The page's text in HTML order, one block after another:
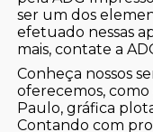
ser um dos
efetuado nessas
mais, contate a
Conheça nossos
oferecemos,
Paulo, gráfica
Contando com